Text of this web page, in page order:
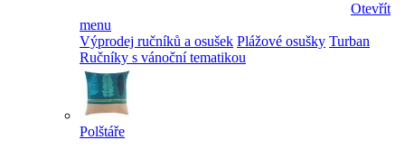
Otevřít
menu
Výprodej ručníků a osušek Plážové osušky Turban
Ručníky s vánoční tematikou
Polštáře